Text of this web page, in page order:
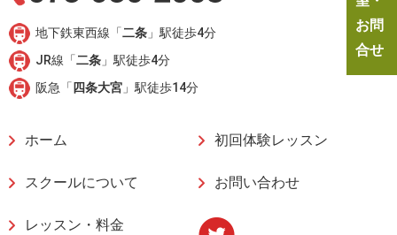
地下鉄東西線「二条 」駅徒歩4分
JR線「二条 」駅徒歩4分
阪急「 四条大宮 」駅徒歩14分
ホーム
スクールについて
レッスン・料金
初回体験レッスン
お問い合わせ
お問
合せ